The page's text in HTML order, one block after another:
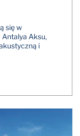
się w
Aksu,
i